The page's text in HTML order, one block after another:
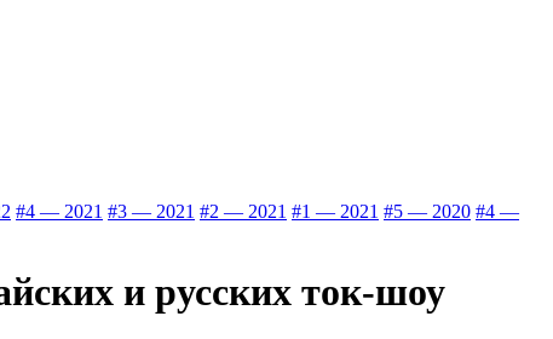
#4 — 2021 #3 — 2021 #2 — 2021 #1 — 2021 #5 — 2020 #4 —
и русских ток-шоу